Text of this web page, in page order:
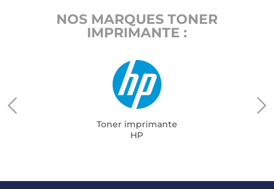
NOS MARQUES TONER
IMPRIMANTE :
Toner imprimante
HP